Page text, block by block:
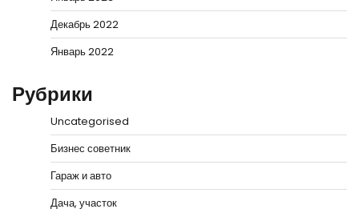
Декабрь 2022
Январь 2022
Рубрики
Uncategorised
Бизнес советник
Гараж и авто
Дача, участок